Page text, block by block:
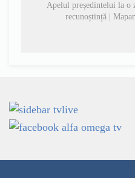
Apelul președintelui la o
recunoștință |